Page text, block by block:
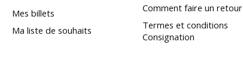
Mes billets
Ma liste de souhaits
Comment faire un retour
Termes et conditions
Consignation